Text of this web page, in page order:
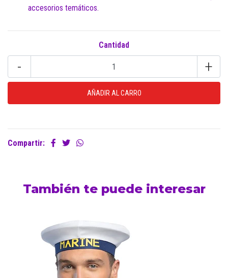
accesorios temáticos.
Cantidad
- +
Compartir:
También te puede interesar